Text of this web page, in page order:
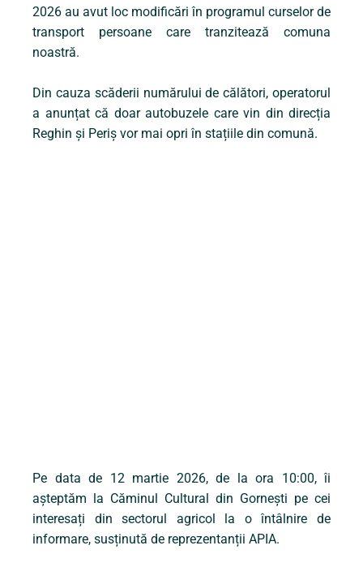
2026 au avut loc modificări în programul curselor de
transport persoane care tranzitează comuna
noastră.
Din cauza scăderii numărului de călători, operatorul
a anunțat că doar autobuzele care vin din direcția
Reghin și Periș vor mai opri în stațiile din comună.
Pe data de 12 martie 2026, de la ora 10:00, îi
așteptăm la Căminul Cultural din Gornești pe cei
interesați din sectorul agricol la o întâlnire de
informare, susținută de reprezentanții APIA.